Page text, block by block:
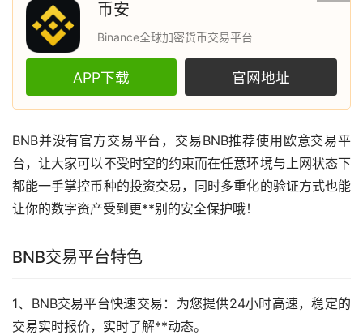
币安
Binance全球加密货币交易平台
APP下载 官网地址
BNB并没有官方交易平台，交易BNB推荐使用欧意交易平
台，让大家可以不受时空的约束而在任意环境与上网状态下
都能一手掌控币种的投资交易，同时多重化的验证方式也能
让你的数字资产受到更**别的安全保护哦！
BNB交易平台特色
1、BNB交易平台快速交易：为您提供24小时高速，稳定的
交易实时报价，实时了解**动态。